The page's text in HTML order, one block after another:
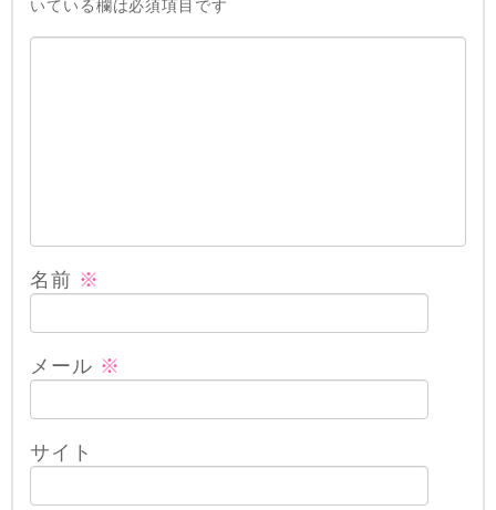
いている欄は必須項目です
名前 ※
メール ※
サイト